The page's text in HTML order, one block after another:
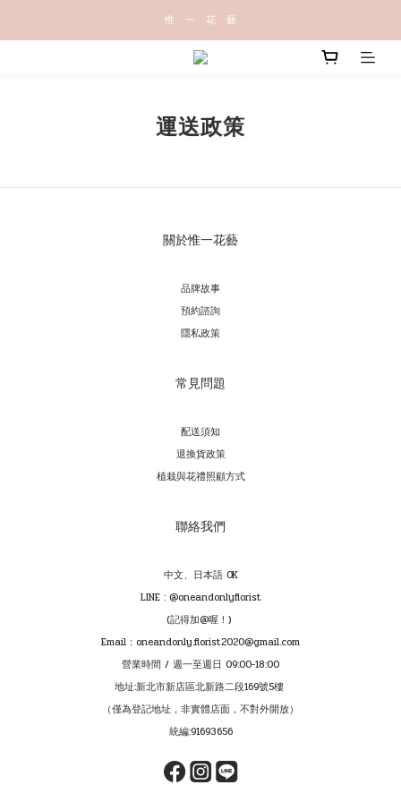
惟   一   花   藝
運送政策
關於惟一花藝
品牌故事
預約諮詢
隱私政策
常見問題
配送須知
退換貨政策
植栽與花禮照顧方式
聯絡我們
中文、日本語 OK
LINE : @oneandonlyflorist
(記得加@喔！)
Email：oneandonly.florist2020@gmail.com
營業時間 / 週一至週日 09:00-18:00
地址:新北市新店區北新路二段169號5樓
（僅為登記地址，非實體店面，不對外開放）
統編:91693656